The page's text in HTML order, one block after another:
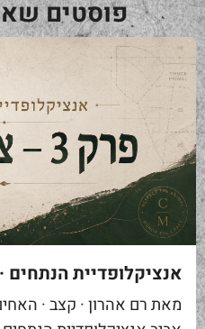
פוסטים
אנציקלופדיית הנתחים · פרק 3 –
מאת רם אהרון · קצב ·